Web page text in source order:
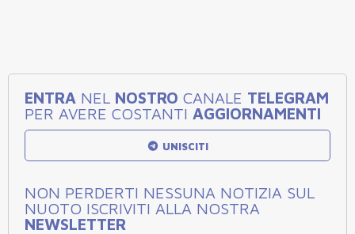
ENTRA NEL NOSTRO CANALE TELEGRAM
PER AVERE COSTANTI AGGIORNAMENTI
UNISCITI
NON PERDERTI NESSUNA NOTIZIA SUL
NUOTO ISCRIVITI ALLA NOSTRA
NEWSLETTER